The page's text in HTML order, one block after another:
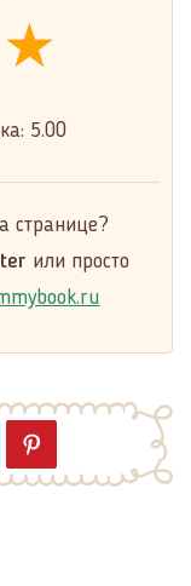
5.00
странице?
или просто